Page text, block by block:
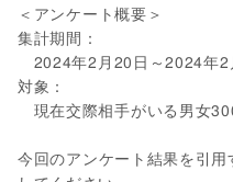
＜アンケート概要＞
集計期間：
2024年2月20日～2024年2
対象：
現在交際相手がいる男女
今回のアンケート結果を引